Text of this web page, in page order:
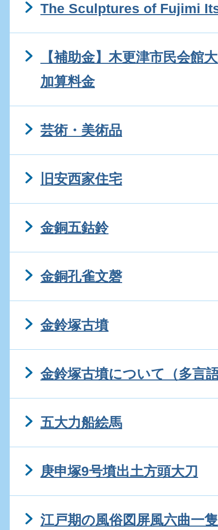
The Sculptures of Fujimi
【補助金】木更津市民会館
加算料金
芸術・美術品
旧安西家住宅
金銅五鈷鈴
金銅孔雀文磬
金鈴塚古墳
金鈴塚古墳について（多言
五大力船絵馬
庚申塚9号墳出土方頭大刀
江戸期の風俗図屏風六曲一隻